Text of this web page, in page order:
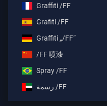
Graffiti /FF
Grafiti /FF
Graffiti „/FF“
/FF 喷漆
Spray /FF
رسمة /FF